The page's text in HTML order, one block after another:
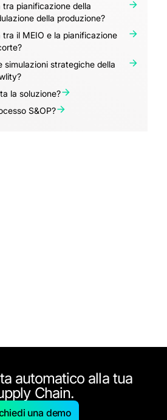
pianificazione della
della produzione?
il MEIO e la pianificazione
simulazioni strategiche della
la soluzione?
S&OP?
automatico alla tua
Chain.
una demo